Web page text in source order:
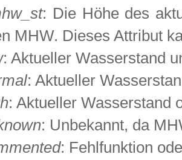
: Die Höhe des
MHW. Dieses Attribut
: Aktueller Wasserstand
: Aktueller
: Aktueller Wasserstand
: Unbekannt, da
: Fehlfunktion